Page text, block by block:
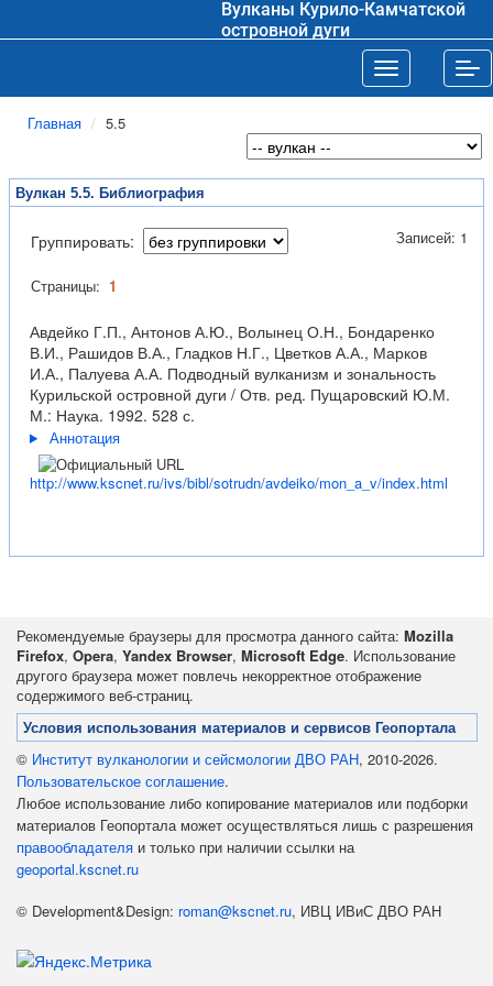
Вулканы Курило-Камчатской
островной дуги
Toggle
Главная 5.5
Вулкан 5.5. Библиография
Группировать: Записей: 1
Страницы: 1
Авдейко Г.П., Антонов А.Ю., Волынец О.Н., Бондаренко
В.И., Рашидов В.А., Гладков Н.Г., Цветков А.А., Марков
И.А., Палуева А.А. Подводный вулканизм и зональность
Курильской островной дуги / Отв. ред. Пущаровский Ю.М.
М.: Наука. 1992. 528 с.
Аннотация
http://www.kscnet.ru/ivs/bibl/sotrudn/avdeiko/mon_a_v/index.html
Рекомендуемые браузеры для просмотра данного сайта: Mozilla
Firefox, Opera, Yandex Browser, Microsoft Edge. Использование
другого браузера может повлечь некорректное отображение
содержимого веб-страниц.
Условия использования материалов и сервисов Геопортала
© Институт вулканологии и сейсмологии ДВО РАН, 2010-2026.
Пользовательское соглашение.
Любое использование либо копирование материалов или подборки
материалов Геопортала может осуществляться лишь с разрешения
правообладателя и только при наличии ссылки на
geoportal.kscnet.ru
© Development&Design: roman@kscnet.ru, ИВЦ ИВиС ДВО РАН